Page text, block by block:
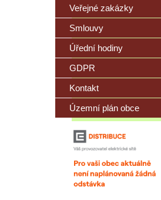
Veřejné zakázky
Smlouvy
Úřední hodiny
GDPR
Kontakt
Územní plán obce